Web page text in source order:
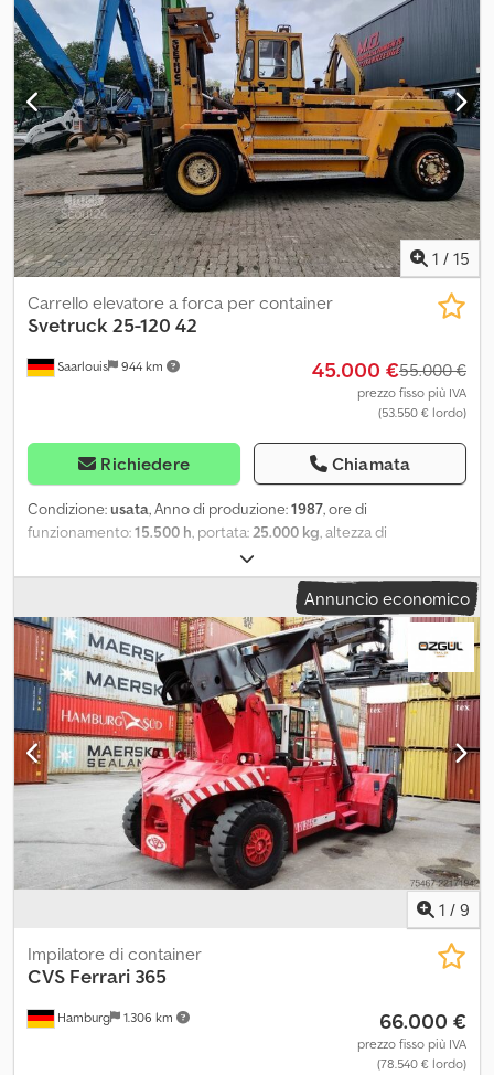
1 / 15
Saarlouis 944 km
Carrello elevatore a forca per container
Svetruck25-120 42
45.000 €55.000 €
prezzo fisso più IVA
(53.550 € lordo)
Richiedere Chiamata
Condizione:usata, Anno di produzione:1987, ore di
funzionamento:15.500 h, portata:25.000 kg, altezza di
, tipo di carburante:
kW (179,47 CV), costruttore di motori:Volvo, tipo di ingranaggio:
, Numero di cilindri: 6 Peso lordo: 36.800 kg PESO
MASSIMO: 61.800 kg Csdeyc Ux Sepfx Apyorf
Annuncio economico
1 / 9
Hamburg 1.306 km
Impilatore di container
CVS Ferrari 365
66.000 €
prezzo fisso più IVA
(78.540 € lordo)